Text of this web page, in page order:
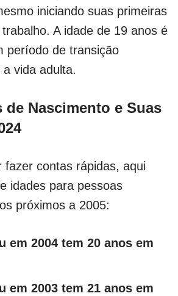
iniciando suas primeiras
A idade de 19 anos é
período de transição
vida adulta.
de Nascimento e Suas
fazer contas rápidas, aqui
idades para pessoas
próximos a 2005:
em 2004 tem 20 anos em
em 2003 tem 21 anos em